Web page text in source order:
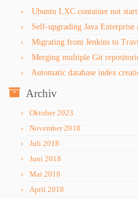
Ubuntu LXC container not
Self-upgrading Java Enterprise
Migrating from Jenkins to
Merging multiple Git
Automatic database index
Archiv
Oktober 2023
November 2018
Juli 2018
Juni 2018
Mai 2018
April 2018